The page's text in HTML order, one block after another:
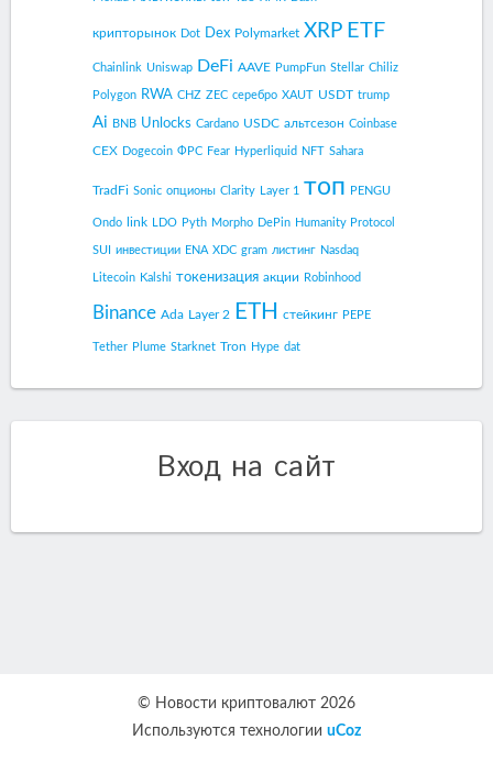
крипторынок Dot Dex Polymarket XRP ETF
Chainlink Uniswap DeFi AAVE PumpFun Stellar Chiliz
Polygon RWA CHZ ZEC серебро XAUT USDT trump
Ai BNB Unlocks Cardano USDC альтсезон Coinbase
CEX Dogecoin ФРС Fear Hyperliquid NFT Sahara
TradFi Sonic опционы Clarity Layer 1 топ PENGU
Ondo link LDO Pyth Morpho DePin Humanity Protocol
SUI инвестиции ENA XDC gram листинг Nasdaq
Litecoin Kalshi токенизация акции Robinhood
Binance Ada Layer 2 ETH стейкинг PEPE
Tether Plume Starknet Tron Hype dat
Вход на сайт
© Новости криптовалют 2026
Используются технологии uCoz